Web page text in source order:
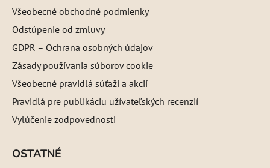
Všeobecné obchodné podmienky
Odstúpenie od zmluvy
GDPR – Ochrana osobných údajov
Zásady používania súborov cookie
Všeobecné pravidlá súťaží a akcií
Pravidlá pre publikáciu užívateľských recenzií
Vylúčenie zodpovednosti
OSTATNÉ